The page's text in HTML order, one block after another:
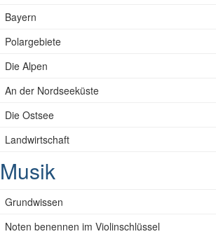
Bayern
Polargebiete
Die Alpen
An der Nordseeküste
Die Ostsee
Landwirtschaft
Musik
Grundwissen
Noten benennen im Violinschlüssel